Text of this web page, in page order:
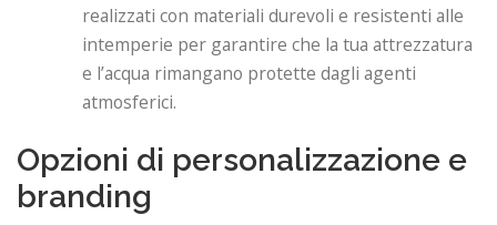
realizzati con materiali durevoli e resistenti alle
intemperie per garantire che la tua attrezzatura
e l’acqua rimangano protette dagli agenti
atmosferici.
Opzioni di personalizzazione e
branding